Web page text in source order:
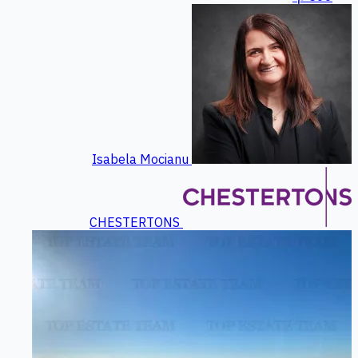
Isabela Mocianu
CHESTERTONS